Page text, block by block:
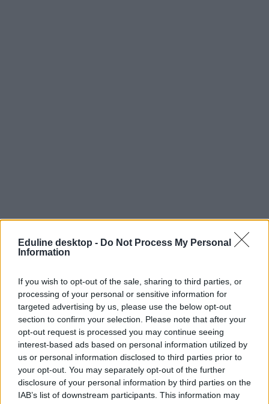
Eduline desktop - Do Not Process My Personal
Information
If you wish to opt-out of the sale, sharing to third parties, or
processing of your personal or sensitive information for
targeted advertising by us, please use the below opt-out
section to confirm your selection. Please note that after your
opt-out request is processed you may continue seeing
interest-based ads based on personal information utilized by
us or personal information disclosed to third parties prior to
your opt-out. You may separately opt-out of the further
disclosure of your personal information by third parties on the
IAB’s list of downstream participants. This information may